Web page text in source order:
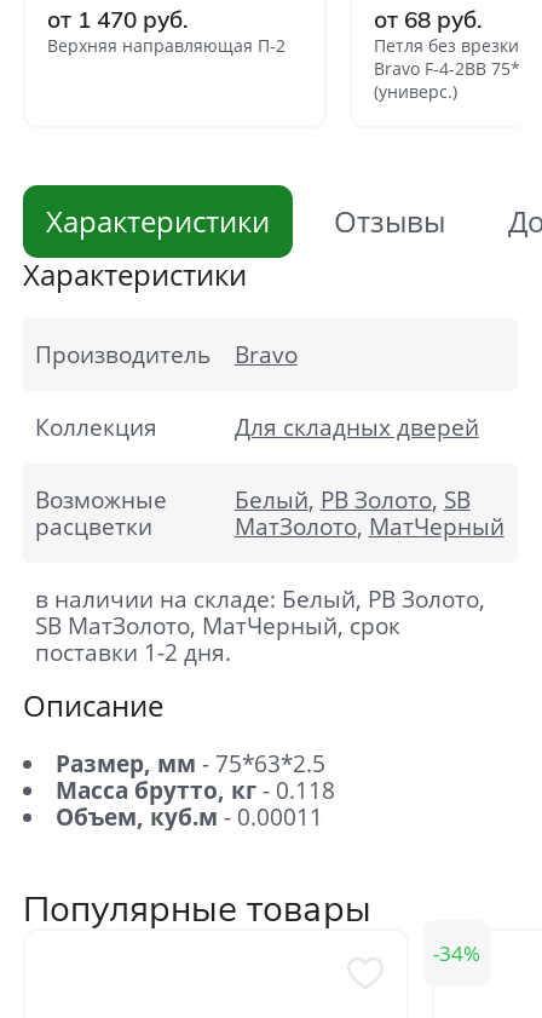
от 1 470 руб.
Верхняя направляющая П-2
от 68 руб.
Петля без врезки
Bravo F-4-2BB
(универс.)
Характеристики Отзывы
Характеристики
Производитель Bravo
Коллекция Для складных дверей
Возможные
расцветки
Белый, PB Золото, SB
МатЗолото, МатЧерный
в наличии на складе: Белый, PB Золото,
SB МатЗолото, МатЧерный, срок
поставки 1-2 дня.
Описание
Размер, мм - 75*63*2.5
Масса брутто, кг- 0.118
Объем, куб.м - 0.00011
Популярные товары
34